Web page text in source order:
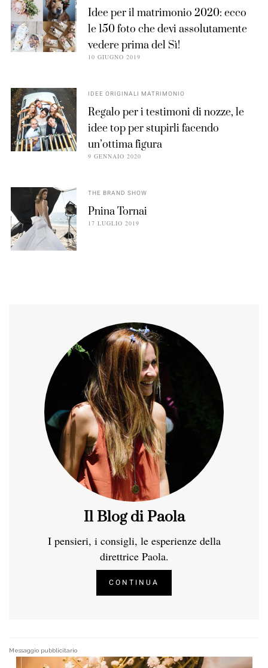
Idee per il matrimonio 2020: ecco
le 150 foto che devi assolutamente
vedere prima del Sì!
10 GIUGNO 2019
IDEE ORIGINALI MATRIMONIO
Regalo per i testimoni di nozze, le
idee top per stupirli facendo
un’ottima figura
9 GENNAIO 2020
THE BRAND SHOW
Pnina Tornai
17 LUGLIO 2019
Il Blog di Paola
I pensieri, i consigli, le esperienze della
direttrice Paola.
CONTINUA
Messaggio pubblicitario